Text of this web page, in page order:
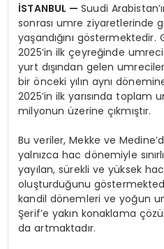
İSTANBUL —Suudi
sonrası umre ziyaretlerinde
yaşandığını göstermektedir.
2025’in ilk çeyreğinde umreci
yurt dışından gelen
bir önceki yılın aynı
2025’in ilk yarısında toplam
milyonun üzerine çıkmıştır.
Bu veriler, Mekke ve
yalnızca hac dönemiyle
yayılan, sürekli ve yüksek
oluşturduğunu
kandil dönemleri ve yoğun
Şerif’e yakın konaklama
da artmaktadır.